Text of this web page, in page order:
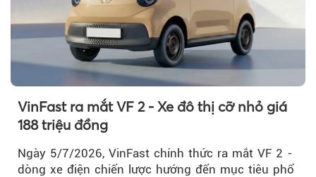
VinFast ra mắt VF 2 - Xe đô thị cỡ nhỏ giá
188 triệu đồng
Ngày 5/7/2026, VinFast chính thức ra mắt VF 2 -
dòng xe điện chiến lược hướng đến mục tiêu phổ